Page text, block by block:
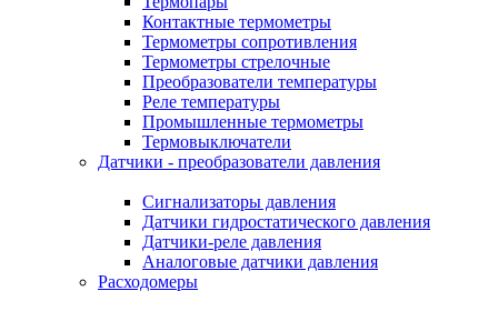
Контактные термометры
Термометры сопротивления
Термометры стрелочные
Преобразователи температуры
Реле температуры
Промышленные термометры
Термовыключатели
Датчики - преобразователи давления
Сигнализаторы давления
Датчики гидростатического давления
Датчики-реле давления
Аналоговые датчики давления
Расходомеры